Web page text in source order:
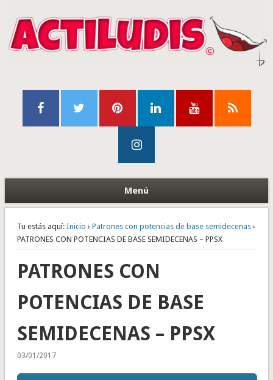
Menú
Tu estás aquí: Inicio › Patrones con potencias de base semidecenas›
PATRONES CON POTENCIAS DE BASE SEMIDECENAS – PPSX
PATRONES CON
POTENCIAS DE BASE
SEMIDECENAS – PPSX
03/01/2017